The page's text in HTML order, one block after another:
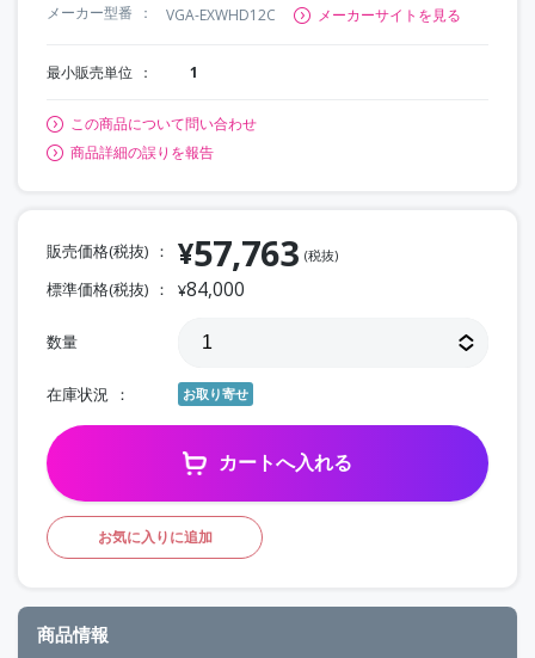
メーカー型番
VGA-EXWHD12C メーカーサイトを見る
最小販売単位 1
この商品について問い合わせ
商品詳細の誤りを報告
販売価格(税抜) ¥57,763 (税抜)
標準価格(税抜) ¥84,000
数量
在庫状況 お取り寄せ
カートへ入れる
お気に入りに追加
商品情報